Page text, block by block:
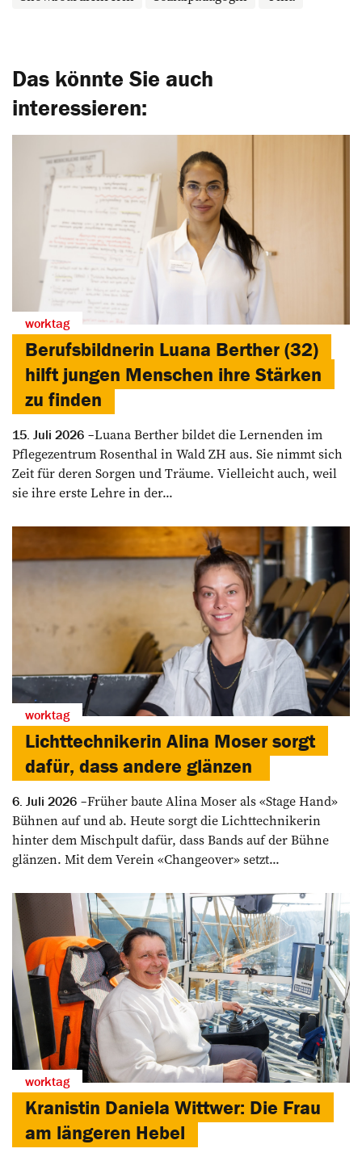
Das könnte Sie auch
interessieren:
worktag
Berufsbildnerin Luana Berther (32)
hilft jungen Menschen ihre Stärken
zu finden
15. Juli 2026
Luana Berther bildet die Lernenden im
Pflegezentrum Rosenthal in Wald ZH aus. Sie nimmt sich
Zeit für deren Sorgen und Träume. Vielleicht auch, weil
sie ihre erste Lehre in der...
worktag
Lichttechnikerin Alina Moser sorgt
dafür, dass andere glänzen
6. Juli 2026
Früher baute Alina Moser als «Stage Hand»
Bühnen auf und ab. Heute sorgt die Lichttechnikerin
hinter dem Mischpult dafür, dass Bands auf der Bühne
glänzen. Mit dem Verein «Changeover» setzt...
worktag
Kranistin Daniela Wittwer: Die Frau
am längeren Hebel